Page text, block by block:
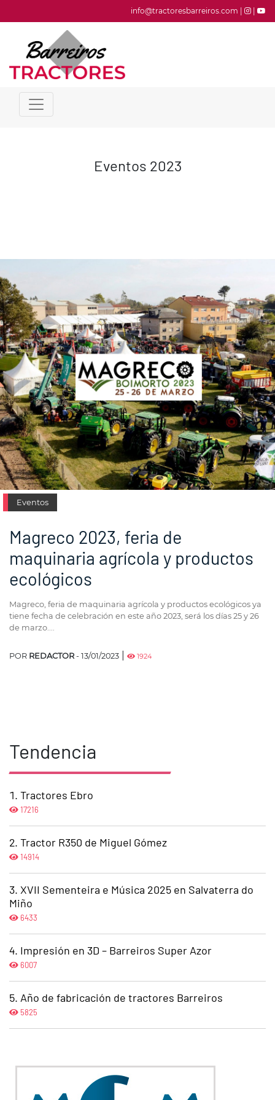
info@tractoresbarreiros.com |
Eventos 2023
Eventos
Magreco 2023, feria de
maquinaria agrícola y productos
ecológicos
Magreco, feria de maquinaria agrícola y productos ecológicos ya
tiene fecha de celebración en este año 2023, será los días 25 y 26
de marzo....
POR REDACTOR - 13/01/2023 1924
Tendencia
Tractores Ebro
17216
Tractor R350 de Miguel Gómez
14914
XVII Sementeira e Música 2025 en Salvaterra do
Miño
6433
Impresión en 3D – Barreiros Super Azor
6007
Año de fabricación de tractores Barreiros
5825